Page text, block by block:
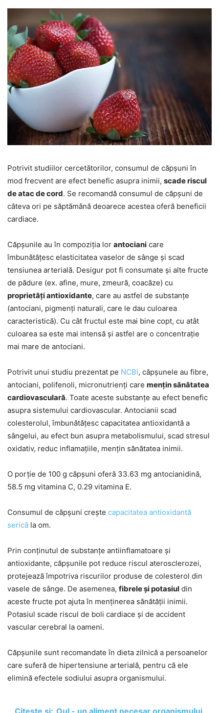
Potrivit studiilor cercetătorilor, consumul de căpșuni în
mod frecvent are efect benefic asupra inimii, scade riscul
de atac de cord. Se recomandă consumul de căpșuni de
câteva ori pe săptămână deoarece acestea oferă beneficii
cardiace.
Căpșunile au în compoziția lor antociani care
îmbunătățesc elasticitatea vaselor de sânge și scad
tensiunea arterială. Desigur pot fi consumate și alte fructe
de pădure (ex. afine, mure, zmeură, coacăze) cu
proprietăți antioxidante, care au astfel de substanțe
(antociani, pigmenți naturali, care le dau culoarea
caracteristică). Cu cât fructul este mai bine copt, cu atât
culoarea sa este mai intensă și astfel are o concentrație
mai mare de antociani.
Potrivit unui studiu prezentat pe NCBI, căpșunele au fibre,
antociani, polifenoli, micronutrienți care mențin sănătatea
cardiovasculară. Toate aceste substanțe au efect benefic
asupra sistemului cardiovascular. Antocianii scad
colesterolul, îmbunătățesc capacitatea antioxidantă a
sângelui, au efect bun asupra metabolismului, scad stresul
oxidativ, reduc inflamațiile, mențin sănătatea inimii.
O porție de 100 g căpșuni oferă 33.63 mg antocianidină,
58.5 mg vitamina C, 0.29 vitamina E.
Consumul de căpșuni crește capacitatea antioxidantă
serică la om.
Prin conținutul de substanțe antiinflamatoare și
antioxidante, căpșunile pot reduce riscul aterosclerozei,
protejează împotriva riscurilor produse de colesterol din
vasele de sânge. De asemenea, fibrele și potasiul din
aceste fructe pot ajuta în menținerea sănătății inimii.
Potasiul scade riscul de boli cardiace și de accident
vascular cerebral la oameni.
Căpșunile sunt recomandate în dieta zilnică a persoanelor
care suferă de hipertensiune arterială, pentru că ele
elimină efectele sodiului asupra organismului.
Citește și: Oul - un aliment necesar organismului